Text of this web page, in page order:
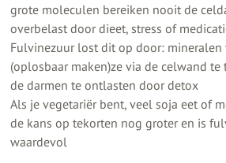
grote moleculen bereiken nooit de
overbelast door dieet, stress of
Fulvinezuur lost dit op door: mineralen
(oplosbaar maken)ze via de celwand te
de darmen te ontlasten door detox
Als je vegetariër bent, veel soja eet of
de kans op tekorten nog groter en is
waardevol